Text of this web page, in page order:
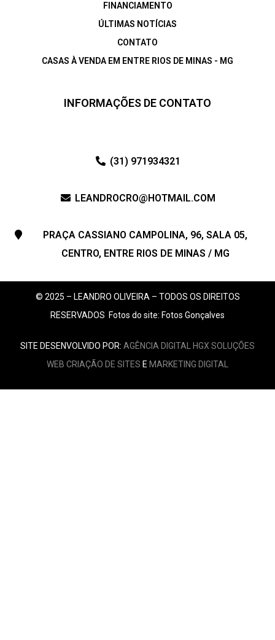
FINANCIAMENTO
ÚLTIMAS NOTÍCIAS
CONTATO
CASAS À VENDA EM ENTRE RIOS DE MINAS - MG
INFORMAÇÕES DE CONTATO
(31) 971934321
LEANDROCRO@HOTMAIL.COM
PRAÇA CASSIANO CAMPOLINA, 96, SALA 05,
CENTRO, ENTRE RIOS DE MINAS / MG
© 2025 – LEANDRO OLIVEIRA – TODOS OS DIREITOS
RESERVADOS Fotos do site: Fotos Gonçalves
SITE DESENVOLVIDO POR: AGÊNCIA DIGITAL HGX SOLUÇÕES
WEB CRIAÇÃO DE SITES E MARKETING DIGITAL